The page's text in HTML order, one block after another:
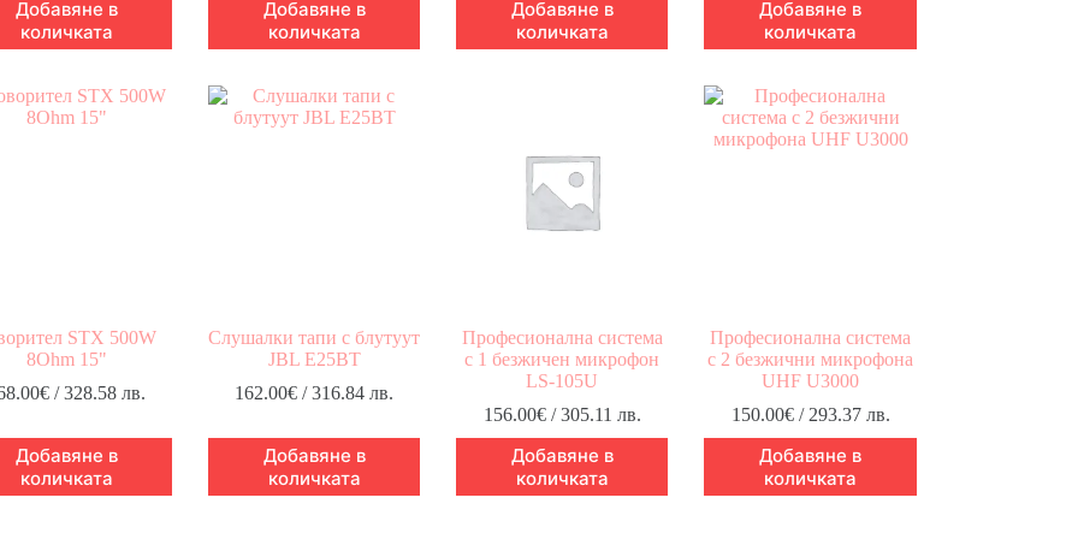
Добавяне в
количката
Добавяне в
количката
Добавяне в
количката
Добавяне в
количката
STX 500W
8Ohm 15"
€ / 328.58 лв.
Добавяне в
количката
Слушалки тапи с блутуут
JBL E25BT
162.00€ / 316.84 лв.
Добавяне в
количката
Професионална система
с 1 безжичен микрофон
LS-105U
156.00€/ 305.11 лв.
Добавяне в
количката
Професионална система
с 2 безжични микрофона
UHF U3000
150.00€/ 293.37 лв.
Добавяне в
количката